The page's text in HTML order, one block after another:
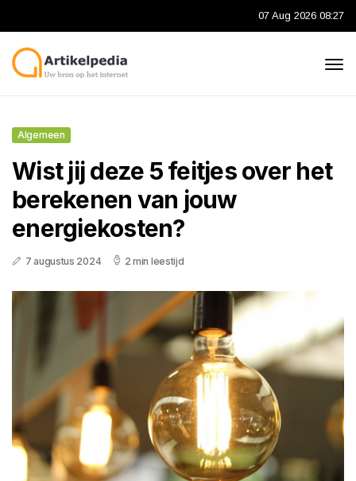
07 Aug 2026 08:27
Algemeen
Wist jij deze 5 feitjes over het
berekenen van jouw
energiekosten?
7 augustus 2024 2 min leestijd